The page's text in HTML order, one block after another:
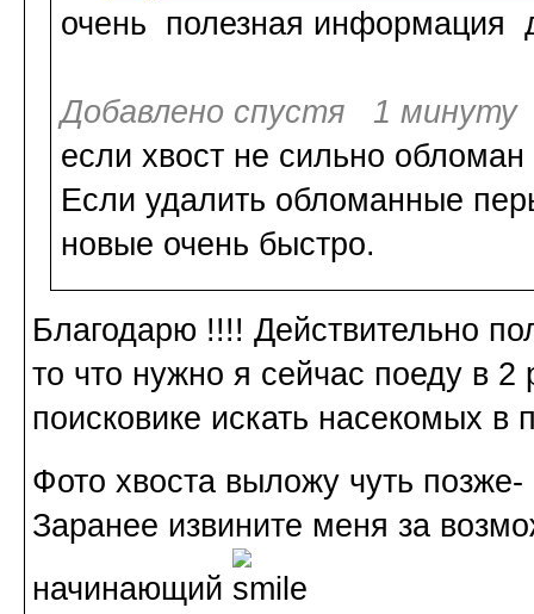
очень полезная информация
Добавлено спустя 1 минуту
если хвост не сильно
Если удалить обломанные
новые очень быстро.
Благодарю !!!! Действительно
то что нужно я сейчас поеду в 2
поисковике искать насекомых
Фото хвоста выложу чуть
Заранее извините меня за
начинающий